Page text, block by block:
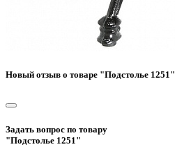
Новый отзыв о товаре "Подстолье 1251"
Задать вопрос по товару
"Подстолье 1251"